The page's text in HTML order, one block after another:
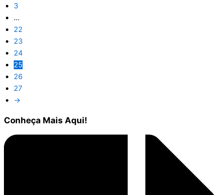
3
…
22
23
24
25
26
27
→
Conheça Mais Aqui!